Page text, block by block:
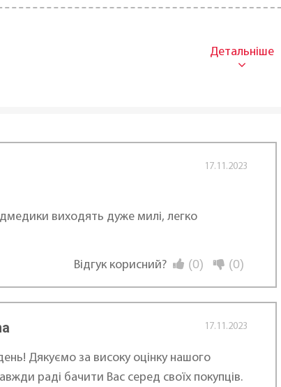
бренду:
17.11.2023
виходять дуже милі, легко
Відгук корисний? (0) (0)
17.11.2023
Дякуємо за високу оцінку нашого
раді бачити Вас серед своїх покупців.